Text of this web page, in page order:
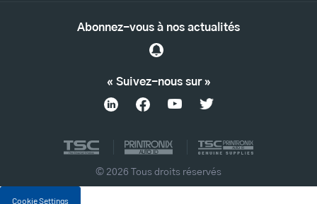
« Suivez-nous sur »
Abonnez-vous à nos actualités
© 2026 Tous droits réservés
Cookie Settings